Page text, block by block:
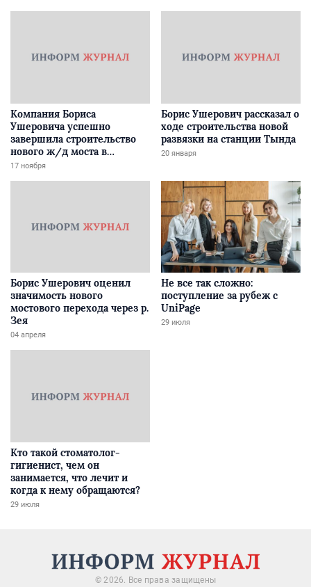
Компания Бориса
Ушеровича успешно
завершила строительство
нового ж/д моста в
Забайкалье
17 ноября
Борис Ушерович рассказал о
ходе строительства новой
развязки на станции Тында
20 января
Борис Ушерович оценил
значимость нового
мостового перехода через р.
Зея
04 апреля
Не все так сложно:
поступление за рубеж с
UniPage
29 июля
Кто такой стоматолог-
гигиенист, чем он
занимается, что лечит и
когда к нему обращаются?
29 июля
© 2026. Все права защищены